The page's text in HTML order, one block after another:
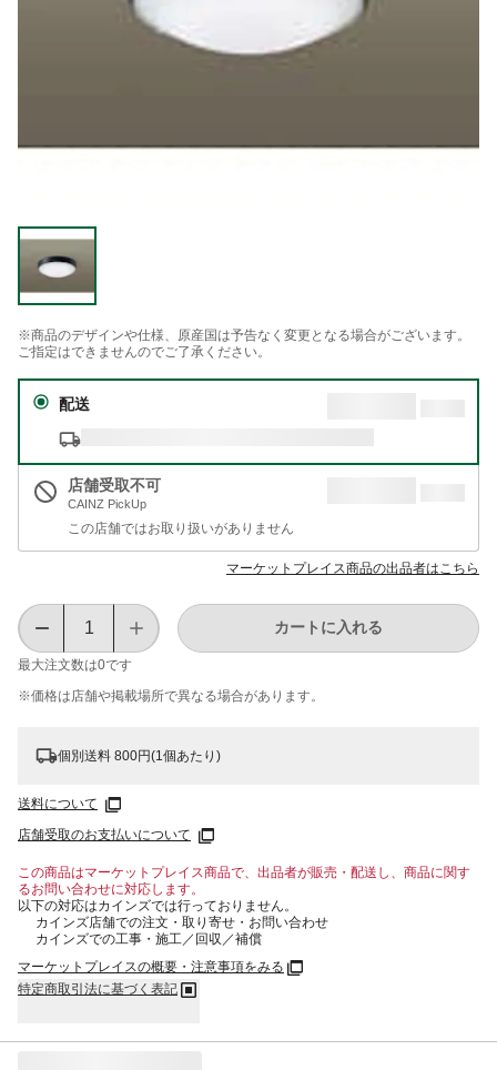
※商品のデザインや仕様、原産国は予告なく変更となる場合がございます。
ご指定はできませんのでご了承ください。
配送
店舗受取不可
CAINZ PickUp
この店舗ではお取り扱いがありません
マーケットプレイス商品の出品者はこちら
最大注文数は0です
カートに入れる
※価格は​店舗や​掲載場所で​異なる​場合が​あります。
個別送料 800円(1個あたり)
送料について
店舗受取のお支払いについて
この商品はマーケットプレイス商品で、出品者が販売・配送し、商品に関す
るお問い合わせに対応します。
以下の対応はカインズでは行っておりません。
カインズ店舗での注文・取り寄せ・お問い合わせ
カインズでの工事・施工／回収／補償
マーケットプレイスの概要・注意事項をみる
特定商取引法に基づく表記